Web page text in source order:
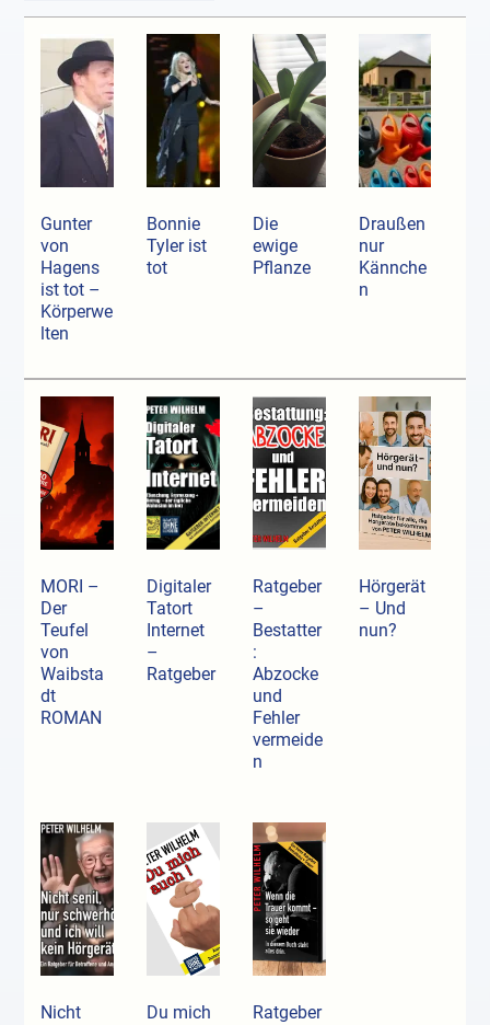
Gunter
von
Hagens
ist tot –
Körperwe
lten
Bonnie
Tyler ist
tot
Die
ewige
Pflanze
Draußen
nur
Kännche
n
MORI –
Der
Teufel
von
Waibsta
dt
ROMAN
Digitaler
Tatort
Internet
–
Ratgeber
Ratgeber
–
Bestatter
:
Abzocke
und
Fehler
vermeide
n
Hörgerät
– Und
nun?
Nicht
Du mich
Ratgeber